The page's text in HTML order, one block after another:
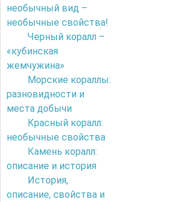
необычный вид –
необычные свойства!
Черный коралл –
«кубинская
жемчужина»
Морские кораллы:
разновидности и
места добычи
Красный коралл:
необычные свойства
Камень коралл:
описание и история
История,
описание, свойства и